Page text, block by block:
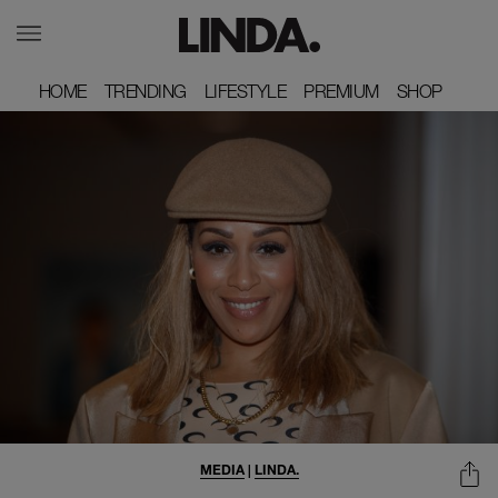
HOME
HOME TRENDING
TRENDING LIFESTYLE
LIFESTYLE PREMIUM
PREMIUM SHOP
SHOP
MEDIA| LINDA.